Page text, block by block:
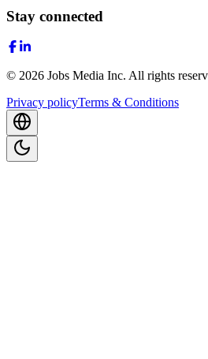
Stay connected
© 2026 Jobs Media Inc. All rights
Privacy policyTerms & Conditions